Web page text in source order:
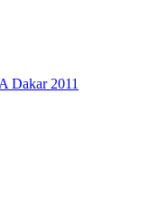
Dakar 2011